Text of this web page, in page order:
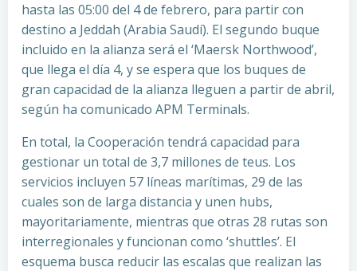
hasta las 05:00 del 4 de febrero, para partir con
destino a Jeddah (Arabia Saudí). El segundo buque
incluido en la alianza será el ‘Maersk Northwood’,
que llega el día 4, y se espera que los buques de
gran capacidad de la alianza lleguen a partir de abril,
según ha comunicado APM Terminals.
En total, la Cooperación tendrá capacidad para
gestionar un total de 3,7 millones de teus. Los
servicios incluyen 57 líneas marítimas, 29 de las
cuales son de larga distancia y unen hubs,
mayoritariamente, mientras que otras 28 rutas son
interregionales y funcionan como ‘shuttles’. El
esquema busca reducir las escalas que realizan las